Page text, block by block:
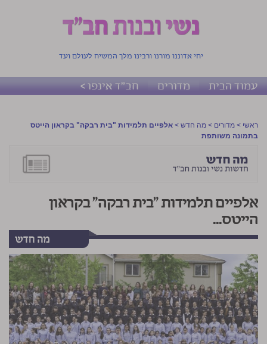
יחי אדוננו מורנו ורבינו מלך המשיח לעולם ועד
עמוד הבית מדורים חב"ד אינפו >
ראשי > מדורים > מה חדש > אלפיים תלמידות "בית רבקה" בקראון הייטס
בתמונה משותפת
אלפיים תלמידות "בית רבקה" בקראון
הייטס...